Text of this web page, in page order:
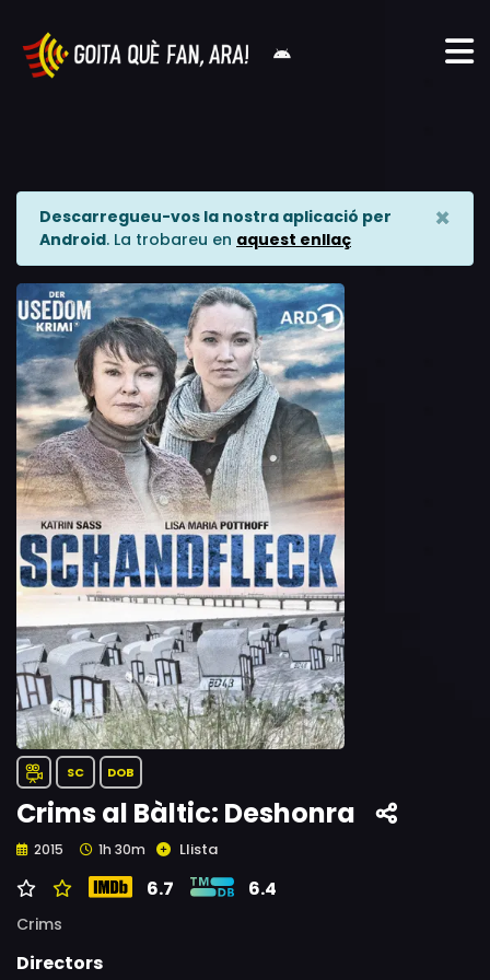
Descarregueu-vos la nostra aplicació per
Android. La trobareu en aquest enllaç
×
SC DOB
Crims al Bàltic: Deshonra
2015 1h 30m Llista
6.7 6.4
Crims
Directors